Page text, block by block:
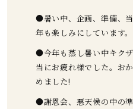
●暑い中、企画、準備、
年も楽しみにしています
●今年も蒸し暑い中キク
当にお疲れ様でした。お
めました!
●謝恩会、悪天候の中の